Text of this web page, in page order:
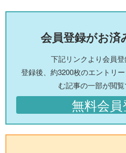
会員登録がお済
下記リンクより会員登
登録後、約3200枚のエントリ
む記事の一部が閲覧
無料会員